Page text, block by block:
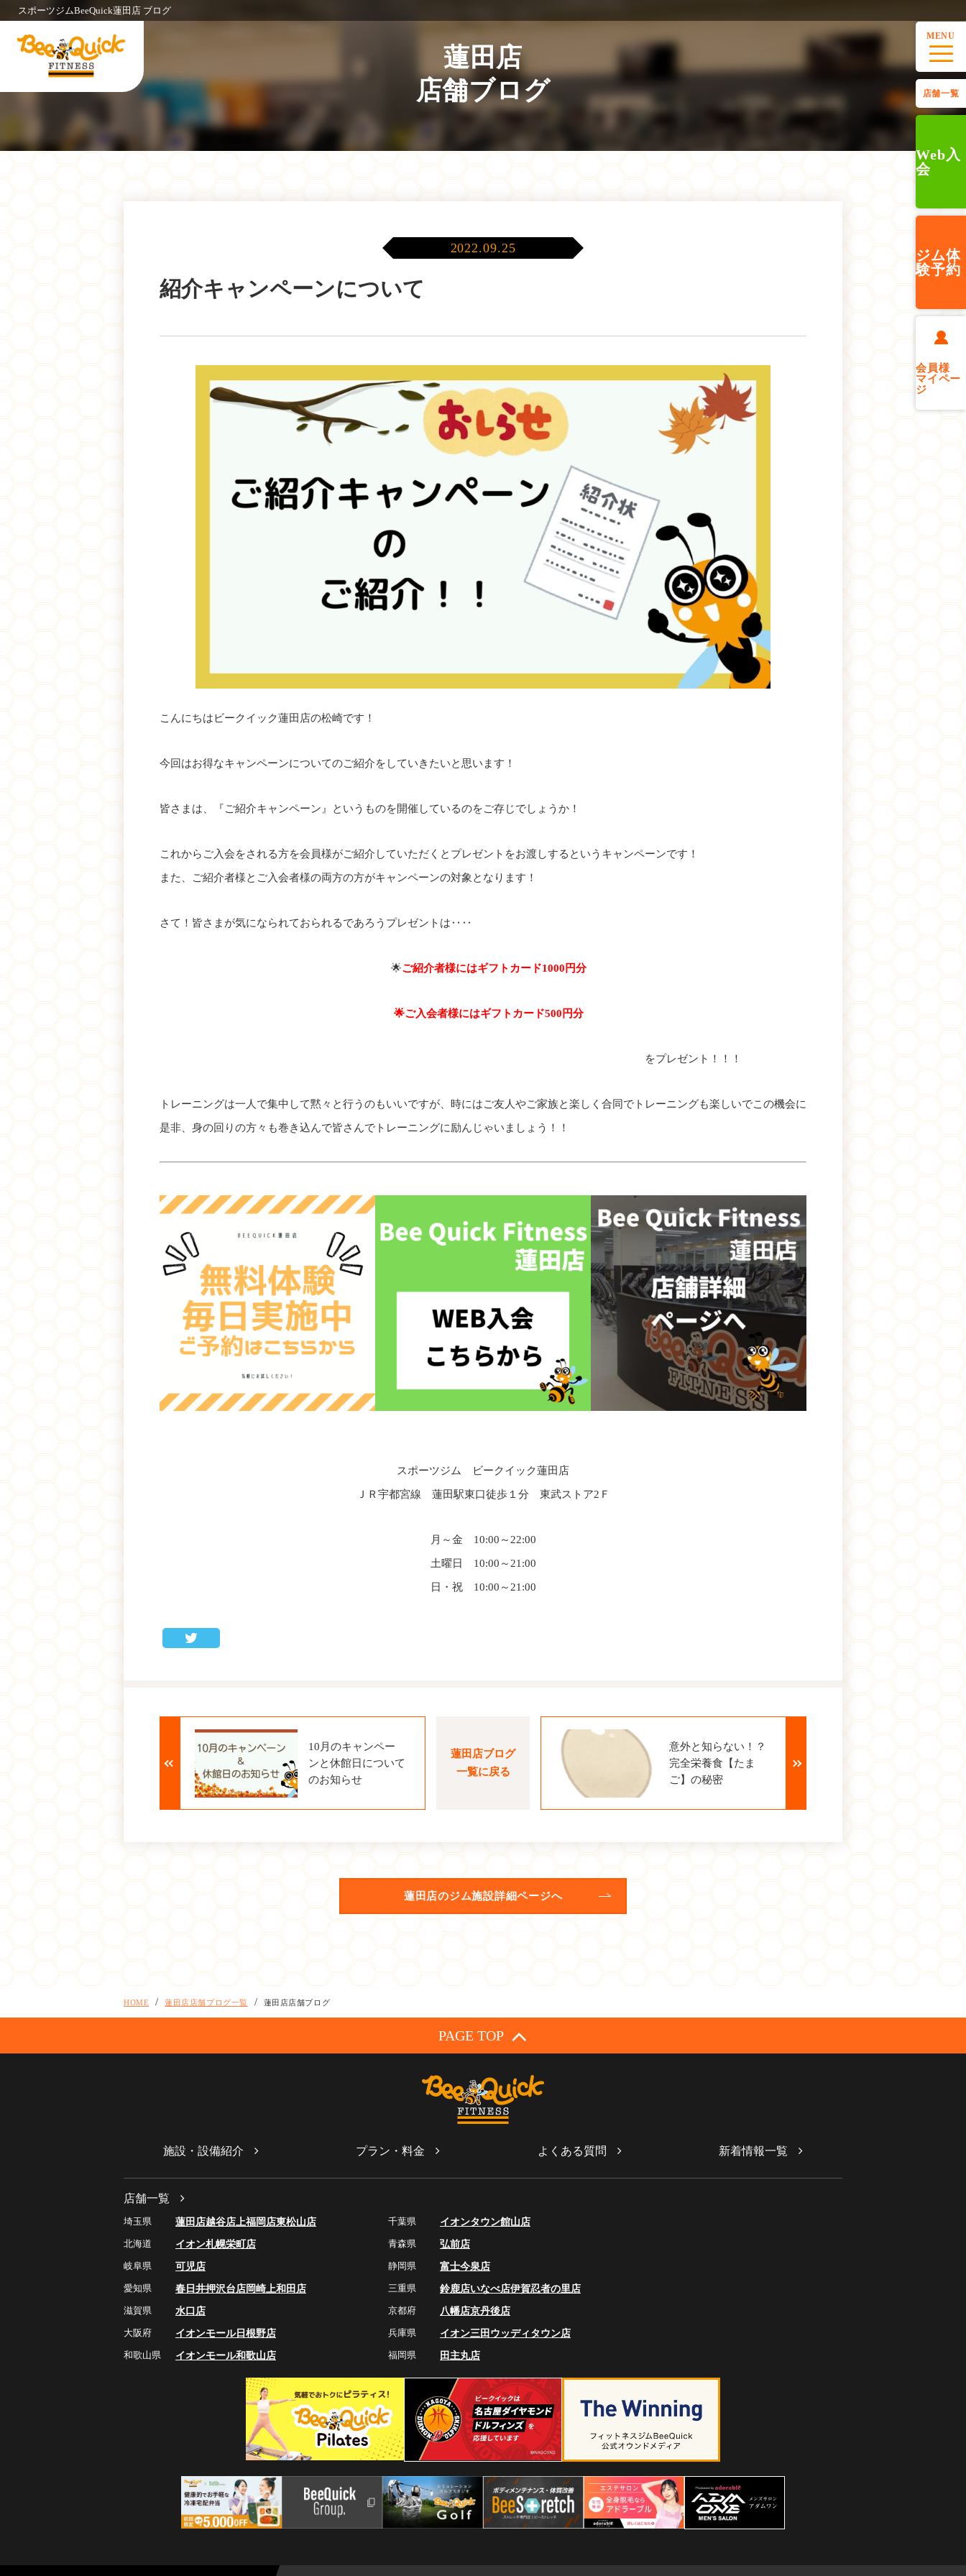
スポーツジムBeeQuick蓮田店 ブログ
MENU
店舗一覧
Web入
会
ジム体
験予約
会員様
マイペー
ジ
蓮田店
店舗ブログ
2022.09.25
紹介キャンペーンについて
こんにちはビークイック蓮田店の松崎です！
今回はお得なキャンペーンについてのご紹介をしていきたいと思います！
皆さまは、『ご紹介キャンペーン』というものを開催しているのをご存じでしょうか！
これからご入会をされる方を会員様がご紹介していただくとプレゼントをお渡しするというキャンペーンです！
また、ご紹介者様とご入会者様の両方の方がキャンペーンの対象となります！
さて！皆さまが気になられておられるであろうプレゼントは‥‥
🌟ご紹介者様にはギフトカード1000円分
🌟ご入会者様にはギフトカード500円分
をプレゼント！！！
トレーニングは一人で集中して黙々と行うのもいいですが、時にはご友人やご家族と楽しく合同でトレーニングも楽しいでこの機会に
是非、身の回りの方々も巻き込んで皆さんでトレーニングに励んじゃいましょう！！
スポーツジム ビークイック蓮田店
ＪＲ宇都宮線 蓮田駅東口徒歩１分 東武ストア2Ｆ
月～金 10:00～22:00
土曜日 10:00～21:00
日・祝 10:00～21:00
10月のキャンペー
ンと休館日について
のお知らせ
蓮田店ブログ
一覧に戻る
意外と知らない！？
完全栄養食【たま
ご】の秘密
蓮田店のジム施設詳細ページへ
HOME 蓮田店店舗ブログ一覧 蓮田店店舗ブログ
PAGE TOP
施設・設備紹介 プラン・料金 よくある質問 新着情報一覧
店舗一覧
埼玉県 蓮田店越谷店上福岡店東松山店 千葉県
イオンタウン館山店
北海道
イオン札幌栄町店 青森県
弘前店
岐阜県
可児店 静岡県
富士今泉店
愛知県
春日井押沢台店岡崎上和田店 三重県 鈴鹿店いなべ店伊賀忍者の里店
滋賀県
水口店 京都府 八幡店京丹後店
大阪府
イオンモール日根野店 兵庫県
イオン三田ウッディタウン店
和歌山県
イオンモール和歌山店 福岡県 田主丸店